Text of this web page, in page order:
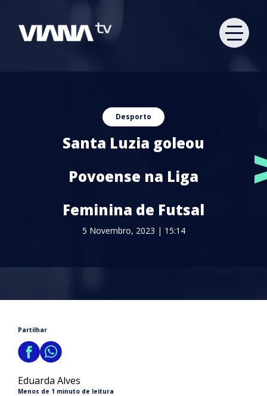
Desporto
Santa Luzia goleou
Povoense na Liga
Feminina de Futsal
5 Novembro, 2023 | 15:14
Partilhar
Eduarda Alves
Menos de 1 minuto de leitura